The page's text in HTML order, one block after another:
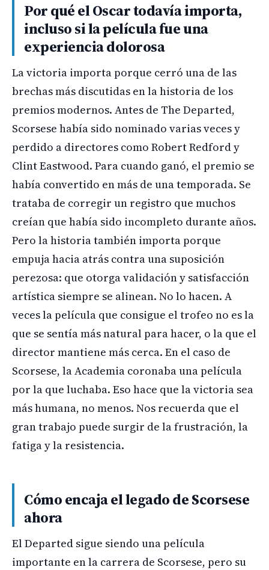
Por qué el Oscar todavía importa,
incluso si la película fue una
experiencia dolorosa
La victoria importa porque cerró una de las
brechas más discutidas en la historia de los
premios modernos. Antes de The Departed,
Scorsese había sido nominado varias veces y
perdido a directores como Robert Redford y
Clint Eastwood. Para cuando ganó, el premio se
había convertido en más de una temporada. Se
trataba de corregir un registro que muchos
creían que había sido incompleto durante años.
Pero la historia también importa porque
empuja hacia atrás contra una suposición
perezosa: que otorga validación y satisfacción
artística siempre se alinean. No lo hacen. A
veces la película que consigue el trofeo no es la
que se sentía más natural para hacer, o la que el
director mantiene más cerca. En el caso de
Scorsese, la Academia coronaba una película
por la que luchaba. Eso hace que la victoria sea
más humana, no menos. Nos recuerda que el
gran trabajo puede surgir de la frustración, la
fatiga y la resistencia.
Cómo encaja el legado de Scorsese
ahora
El Departed sigue siendo una película
importante en la carrera de Scorsese, pero su